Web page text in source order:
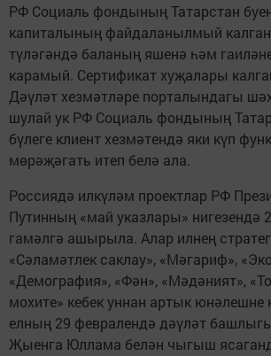
РФ Социаль фондының Татарстан
капиталының файдаланылмый
түләгәндә баланың яшенә һәм
карамый. Сертификат хуҗалары
Дәүләт хезмәтләре порталындагы
шулай ук РФ Социаль фондының
бүлеге клиент хезмәтендә яки күп
мөрәҗәгать итеп белә ала.
Россиядә илкүләм проектлар РФ
Путинның «май указлары» нигезендә
гамәлгә ашырыла. Алар илнең
«Сәламәтлек саклау», «Мәгариф»,
«Демография», «Фән», «Мәдәният»,
мохите» кебек уннан артык юнәлешне
елның 29 февралендә дәүләт
Җыенга Юллама белән чыгыш